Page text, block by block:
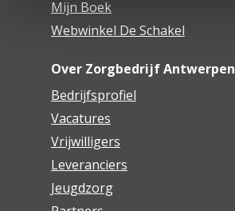
Mijn Boek
Webwinkel De Schakel
Over Zorgbedrijf Antwerpen
Bedrijfsprofiel
Vacatures
Vrijwilligers
Leveranciers
Jeugdzorg